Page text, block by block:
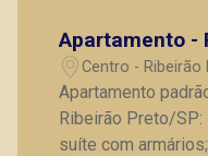
Apartamento -
Centro - Ribeirão
Apartamento
Ribeirão Preto/SP: - 3 dormitórios, sendo 1
suíte com